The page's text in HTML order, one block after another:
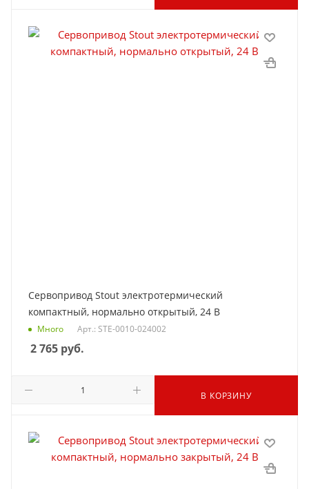
Сервопривод Stout электротермический
компактный, нормально открытый, 24 В
Много Арт.: STE-0010-024002
2 765 руб.
В КОРЗИНУ